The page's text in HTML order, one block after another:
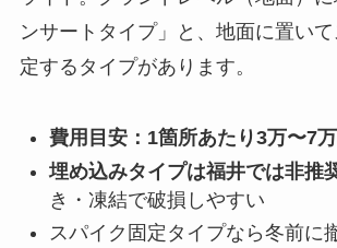
ンサートタイプ」と、地面に置い
定するタイプがあります。
費用目安：1箇所あたり3万〜7
埋め込みタイプは福井では非推
き・凍結で破損しやすい
スパイク固定タイプなら冬前に